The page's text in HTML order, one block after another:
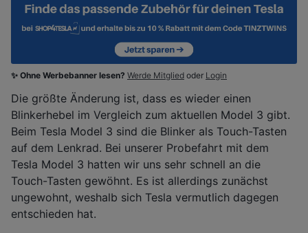
✨ Ohne Werbebanner lesen? Werde Mitglied oder Login
Die größte Änderung ist, dass es wieder einen
Blinkerhebel im Vergleich zum aktuellen Model 3 gibt.
Beim Tesla Model 3 sind die Blinker als Touch-Tasten
auf dem Lenkrad. Bei unserer Probefahrt mit dem
Tesla Model 3 hatten wir uns sehr schnell an die
Touch-Tasten gewöhnt. Es ist allerdings zunächst
ungewohnt, weshalb sich Tesla vermutlich dagegen
entschieden hat.